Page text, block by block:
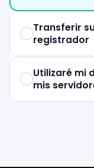
Transferir
registrador
Utilizaré mi
mis